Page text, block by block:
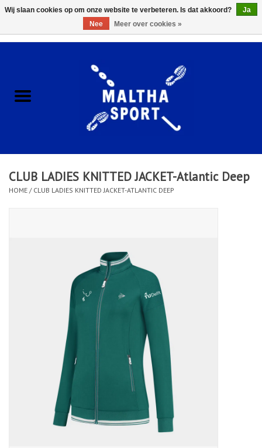
ACCESSOIRES/HARDWARE
KLEDING
CLUBSHOPS
CLUB LADIES KNITTED JACKET-Atlantic Deep
HOME / CLUB LADIES KNITTED JACKET-ATLANTIC DEEP
Wij slaan cookies op om onze website te verbeteren. Is dat akkoord?
Ja
Nee
Meer over cookies »